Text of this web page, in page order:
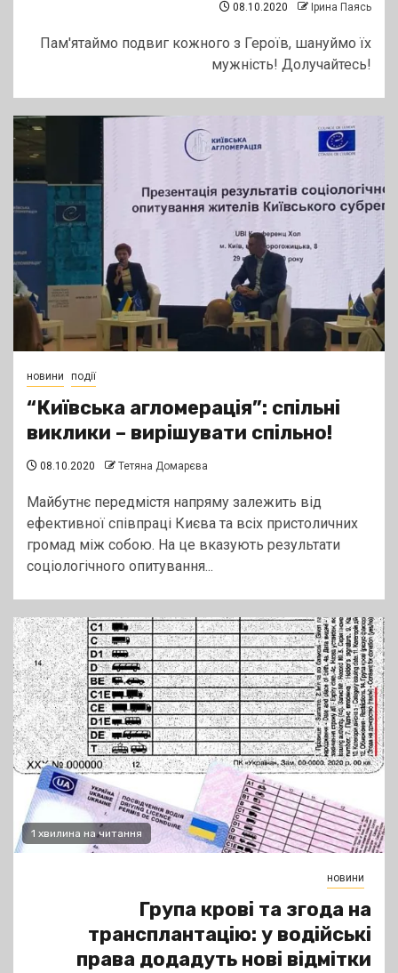
08.10.2020 Ірина Паясь
Пам'ятаймо подвиг кожного з Героїв, шануймо їх
мужність! Долучайтесь!
новини події
“Київська агломерація”: спільні
виклики – вирішувати спільно!
08.10.2020 Тетяна Домарєва
Майбутнє передмістя напряму залежить від
ефективної співпраці Києва та всіх пристоличних
громад між собою. На це вказують результати
соціологічного опитування...
1 хвилина на читання
новини
Група крові та згода на
трансплантацію: у водійські
права додадуть нові відмітки